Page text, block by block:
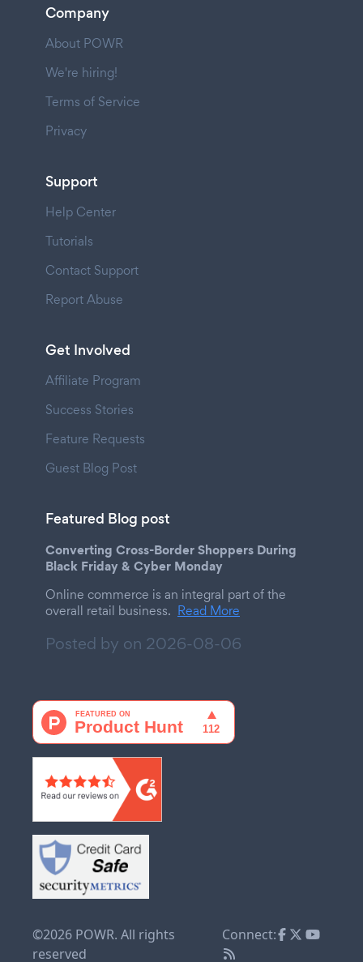
Company
About POWR
We're hiring!
Terms of Service
Privacy
Support
Help Center
Tutorials
Contact Support
Report Abuse
Get Involved
Affiliate Program
Success Stories
Feature Requests
Guest Blog Post
Featured Blog post
Converting Cross-Border Shoppers During
Black Friday & Cyber Monday
Online commerce is an integral part of the
overall retail business. Read More
Posted by on 2026-08-06
©2026 POWR. All rights
reserved
Connect: